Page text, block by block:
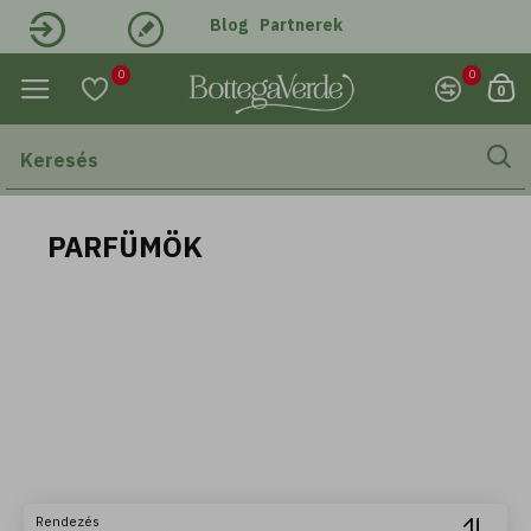
Belépés Regisztráció
Blog Partnerek
0 0
0
PARFÜMÖK
Rendezés